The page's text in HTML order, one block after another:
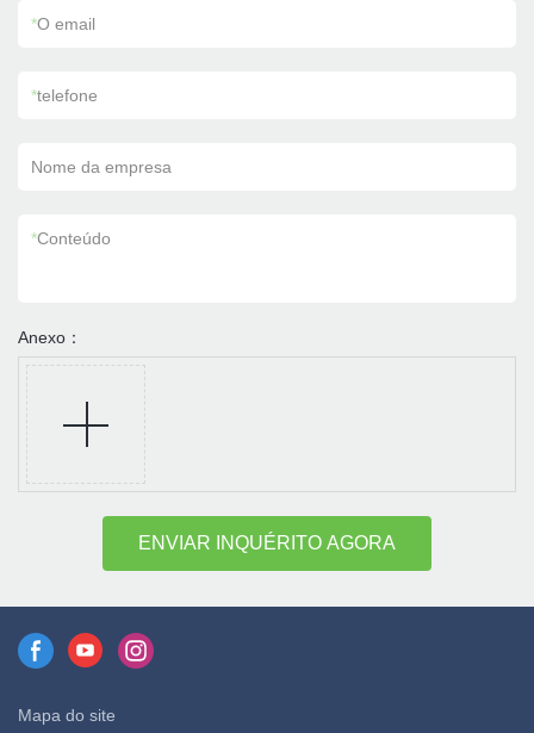
*O email
*telefone
Nome da empresa
*Conteúdo
Anexo：
ENVIAR INQUÉRITO AGORA
Mapa do site